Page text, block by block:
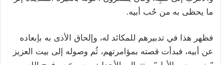
ما يحظى به من حُب أبيه.
فظهر هذا في تدبيرهم للمكائد له، وإلحاق الأذى به بإبعاده
عن أبيه، فبدأت قصته بمؤامرتهم، ثُم وصوله إلى بيت العزيز